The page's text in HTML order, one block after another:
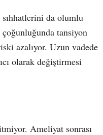
da olumlu
tansiyon
azalıyor. Uzun vadede
olarak değiştirmesi
Ameliyat sonrası